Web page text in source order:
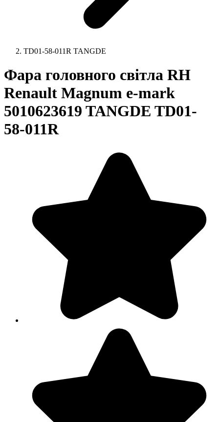
TD01-58-011R TANGDE
Фара головного світла RH
Renault Magnum e-mark
5010623619 TANGDE TD01-
58-011R